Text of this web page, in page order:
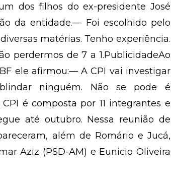
dos filhos do ex-presidente José
da entidade.— Foi escolhido pelo
matérias. Tenho experiência.
perdermos de 7 a 1.PublicidadeAo
ele afirmou:— A CPI vai investigar
ninguém. Não se pode é
é composta por 11 integrantes e
até outubro. Nessa reunião de
além de Romário e Jucá,
Aziz (PSD-AM) e Eunicio Oliveira